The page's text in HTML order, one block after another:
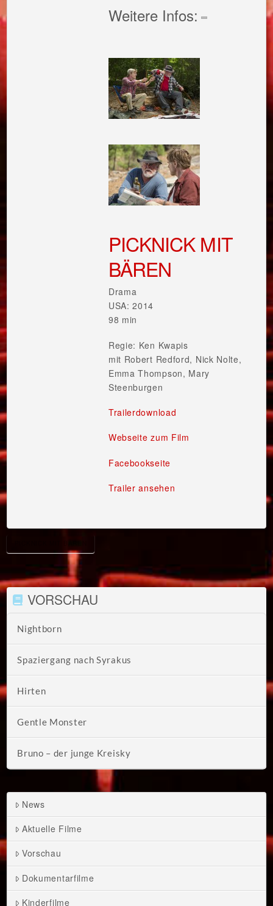
Weitere Infos:
PICKNICK MIT
BÄREN
Drama
USA: 2014
98 min
Regie: Ken Kwapis
mit Robert Redford, Nick Nolte,
Emma Thompson, Mary
Steenburgen
Trailerdownload
Webseite zum Film
Facebookseite
Trailer ansehen
VORSCHAU
Nightborn
Spaziergang nach Syrakus
Hirten
Gentle Monster
Bruno – der junge Kreisky
News
Aktuelle Filme
Vorschau
Dokumentarfilme
Kinderfilme